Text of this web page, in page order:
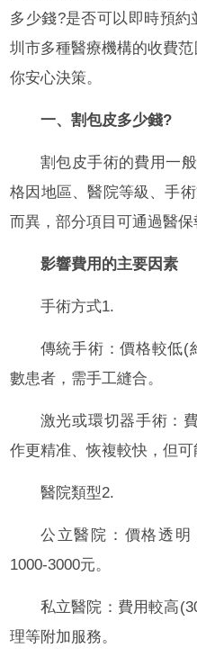
多少錢?是否可以即時預約
圳市多種醫療機構的收費
你安心決策。
一、割包皮多少錢?
割包皮手術的費用一
格因地區、醫院等級、手
而異，部分項目可通過醫保
影響費用的主要因素
手術方式1.
傳統手術：價格較低(
數患者，需手工縫合。
激光或環切器手術：
作更精准、恢複較快，但可
醫院類型2.
公立醫院：價格透
1000-3000元。
私立醫院：費用較高
理等附加服務。